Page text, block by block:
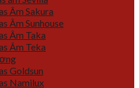
Âm Sakura
Âm Sunhouse
Âm Taka
Âm Teka
Goldsun
Namilux